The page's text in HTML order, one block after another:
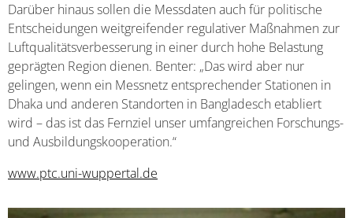
Darüber hinaus sollen die Messdaten auch für politische
Entscheidungen weitgreifender regulativer Maßnahmen zur
Luftqualitätsverbesserung in einer durch hohe Belastung
geprägten Region dienen. Benter: „Das wird aber nur
gelingen, wenn ein Messnetz entsprechender Stationen in
Dhaka und anderen Standorten in Bangladesch etabliert
wird – das ist das Fernziel unser umfangreichen Forschungs-
und Ausbildungskooperation.“
www.ptc.uni-wuppertal.de